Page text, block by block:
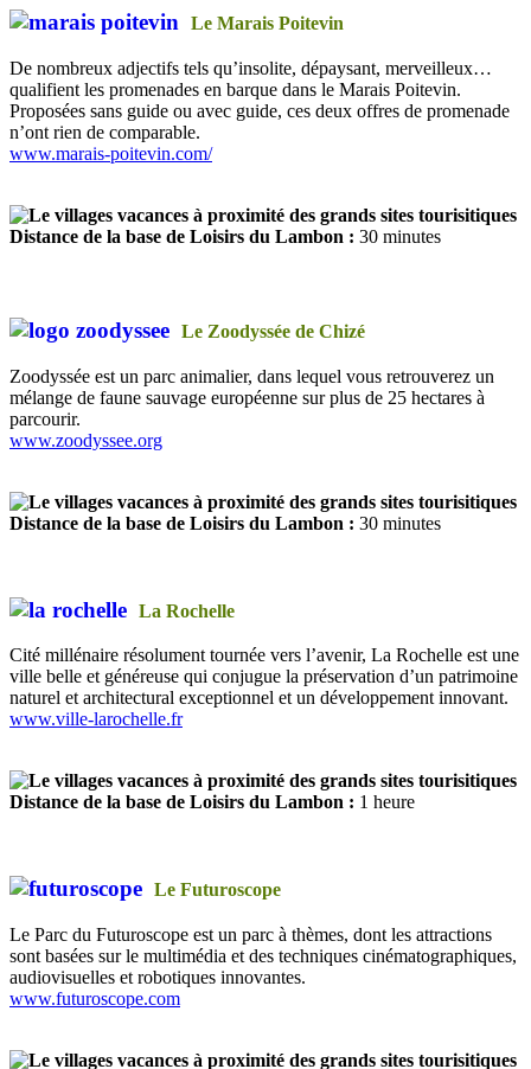
Le Marais Poitevin
De nombreux adjectifs tels qu’insolite, dépaysant, merveilleux…
qualifient les promenades en barque dans le Marais Poitevin.
Proposées sans guide ou avec guide, ces deux offres de promenade
n’ont rien de comparable.
www.marais-poitevin.com/
Distance de la base de Loisirs du Lambon : 30 minutes
Le Zoodyssée de Chizé
Zoodyssée est un parc animalier, dans lequel vous retrouverez un
mélange de faune sauvage européenne sur plus de 25 hectares à
parcourir.
www.zoodyssee.org
Distance de la base de Loisirs du Lambon : 30 minutes
La Rochelle
Cité millénaire résolument tournée vers l’avenir, La Rochelle est une
ville belle et généreuse qui conjugue la préservation d’un patrimoine
naturel et architectural exceptionnel et un développement innovant.
www.ville-larochelle.fr
Distance de la base de Loisirs du Lambon : 1 heure
Le Futuroscope
Le Parc du Futuroscope est un parc à thèmes, dont les attractions
sont basées sur le multimédia et des techniques cinématographiques,
audiovisuelles et robotiques innovantes.
www.futuroscope.com